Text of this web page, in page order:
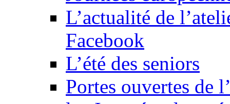
L’actualité de
Facebook
L’été des seniors
Portes ouvertes de